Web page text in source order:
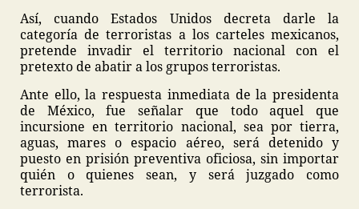
Así, cuando Estados Unidos decreta darle la
categoría de terroristas a los carteles mexicanos,
pretende invadir el territorio nacional con el
pretexto de abatir a los grupos terroristas.
Ante ello, la respuesta inmediata de la presidenta
de México, fue señalar que todo aquel que
incursione en territorio nacional, sea por tierra,
aguas, mares o espacio aéreo, será detenido y
puesto en prisión preventiva oficiosa, sin importar
quién o quienes sean, y será juzgado como
terrorista.